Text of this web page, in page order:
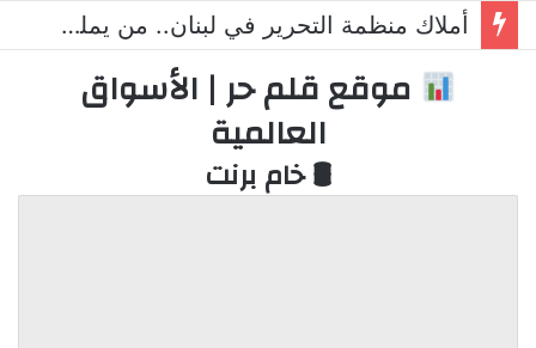
أملاك منظمة التحرير في لبنان.. من يملك “إرث” ؟
موقع قلم حر | الأسواق
العالمية
🛢 خام برنت